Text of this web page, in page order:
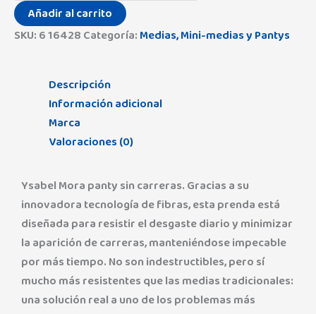
Añadir al carrito
SKU:6 16428Categoría:Medias, Mini-medias y Pantys
Descripción
Información adicional
Marca
Valoraciones (0)
Ysabel Mora panty sin carreras. Gracias a su
innovadora tecnología de fibras, esta prenda está
diseñada para resistir el desgaste diario y minimizar
la aparición de carreras, manteniéndose impecable
por más tiempo. No son indestructibles, pero sí
mucho más resistentes que las medias tradicionales:
una solución real a uno de los problemas más